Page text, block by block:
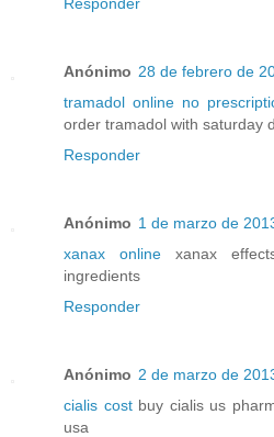
Anónimo 28 de febrero de
tramadol online no
order tramadol with saturday
Responder
Anónimo 1 de marzo de
xanax online xanax
ingredients
Responder
Anónimo 2 de marzo de
cialis costbuy cialis us
usa